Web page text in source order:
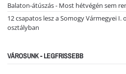
Balaton-átúszás - Most hétvégén sem
12 csapatos lesz a Somogy Vármegyei
osztályban
VÁROSUNK - LEGFRISSEBB